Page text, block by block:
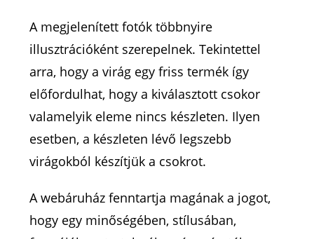
A megjelenített fotók többnyire
illusztrációként szerepelnek. Tekintettel
arra, hogy a virág egy friss termék így
előfordulhat, hogy a kiválasztott csokor
valamelyik eleme nincs készleten. Ilyen
esetben, a készleten lévő legszebb
virágokból készítjük a csokrot.
A webáruház fenntartja magának a jogot,
hogy egy minőségében, stílusában,